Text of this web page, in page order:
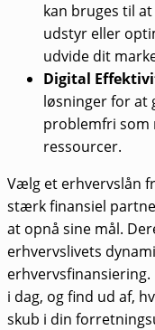
kan bruges til
udstyr eller
udvide dit
Digital
løsninger for at
problemfri som
ressourcer.
Vælg et erhvervslån
stærk finansiel
at opnå sine mål.
erhvervslivets
erhvervsfinansiering.
i dag, og find ud af,
skub i din